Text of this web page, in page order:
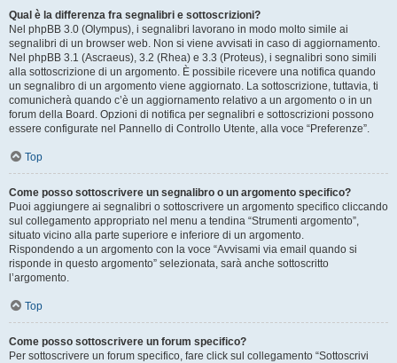
Qual è la differenza fra segnalibri e sottoscrizioni?
Nel phpBB 3.0 (Olympus), i segnalibri lavorano in modo molto simile ai
segnalibri di un browser web. Non si viene avvisati in caso di aggiornamento.
Nel phpBB 3.1 (Ascraeus), 3.2 (Rhea) e 3.3 (Proteus), i segnalibri sono simili
alla sottoscrizione di un argomento. È possibile ricevere una notifica quando
un segnalibro di un argomento viene aggiornato. La sottoscrizione, tuttavia, ti
comunicherà quando c’è un aggiornamento relativo a un argomento o in un
forum della Board. Opzioni di notifica per segnalibri e sottoscrizioni possono
essere configurate nel Pannello di Controllo Utente, alla voce “Preferenze”.
Top
Come posso sottoscrivere un segnalibro o un argomento specifico?
Puoi aggiungere ai segnalibri o sottoscrivere un argomento specifico cliccando
sul collegamento appropriato nel menu a tendina “Strumenti argomento”,
situato vicino alla parte superiore e inferiore di un argomento.
Rispondendo a un argomento con la voce “Avvisami via email quando si
risponde in questo argomento” selezionata, sarà anche sottoscritto
l’argomento.
Top
Come posso sottoscrivere un forum specifico?
Per sottoscrivere un forum specifico, fare click sul collegamento “Sottoscrivi